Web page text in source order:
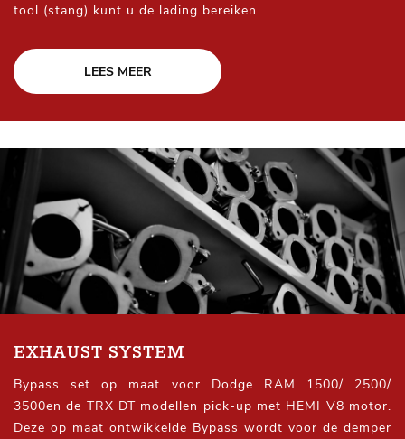
tool (stang) kunt u de lading bereiken.
LEES MEER
EXHAUST SYSTEM
Bypass set op maat voor Dodge RAM 1500/ 2500/
3500en de TRX DT modellen pick-up met HEMI V8 motor.
Deze op maat ontwikkelde Bypass wordt voor de demper